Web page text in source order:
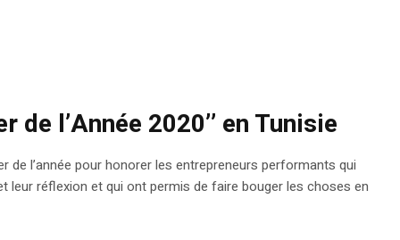
de l’Année 2020’’ en Tunisie
de l’année pour honorer les entrepreneurs performants qui
leur réflexion et qui ont permis de faire bouger les choses en